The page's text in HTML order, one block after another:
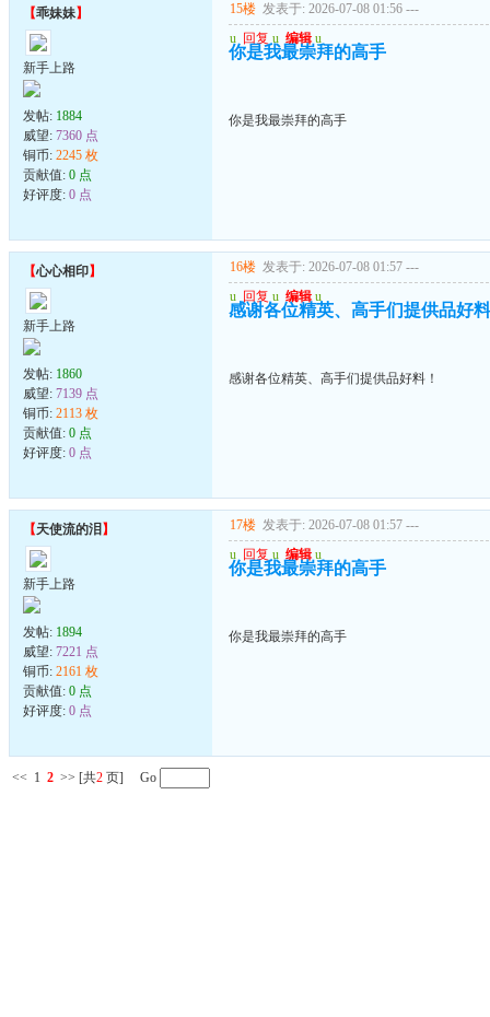
【乖妹妹】
新手上路
发帖: 1884
威望: 7360 点
铜币: 2245 枚
贡献值: 0 点
好评度: 0 点
15楼 发表于: 2026-07-08 01:56 ---
u 回复 u 编辑 u
你是我最崇拜的高手
你是我最崇拜的高手
【心心相印】
新手上路
发帖: 1860
威望: 7139 点
铜币: 2113 枚
贡献值: 0 点
好评度: 0 点
16楼 发表于: 2026-07-08 01:57 ---
u 回复 u 编辑 u
感谢各位精英、高手们提供品好
感谢各位精英、高手们提供品好料！
【天使流的泪 】
新手上路
发帖: 1894
威望: 7221 点
铜币: 2161 枚
贡献值: 0 点
好评度: 0 点
17楼 发表于: 2026-07-08 01:57 ---
u 回复 u 编辑 u
你是我最崇拜的高手
你是我最崇拜的高手
<< 1 2 >> [共2 页] Go